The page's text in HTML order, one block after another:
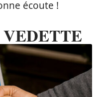
écoute !